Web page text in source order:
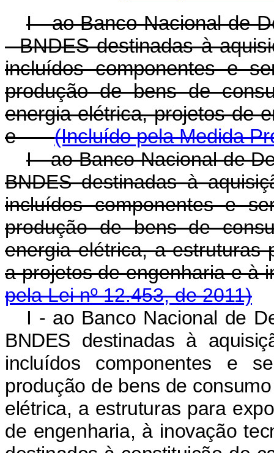
I - ao Banco Nacional de
- BNDES destinadas à
incluídos componentes e
produção de bens de
energia elétrica, projetos de
e(Incluído pela Medida
I - ao Banco Nacional de
BNDES destinadas à
incluídos componentes e
produção de bens de
energia elétrica, a estruturas
a projetos de engenharia
pela Lei nº 12.453, de 2011)
I - ao Banco Nacional de
BNDES destinadas à
incluídos componentes e
produção de bens de
elétrica, a estruturas para
de engenharia, à inovação